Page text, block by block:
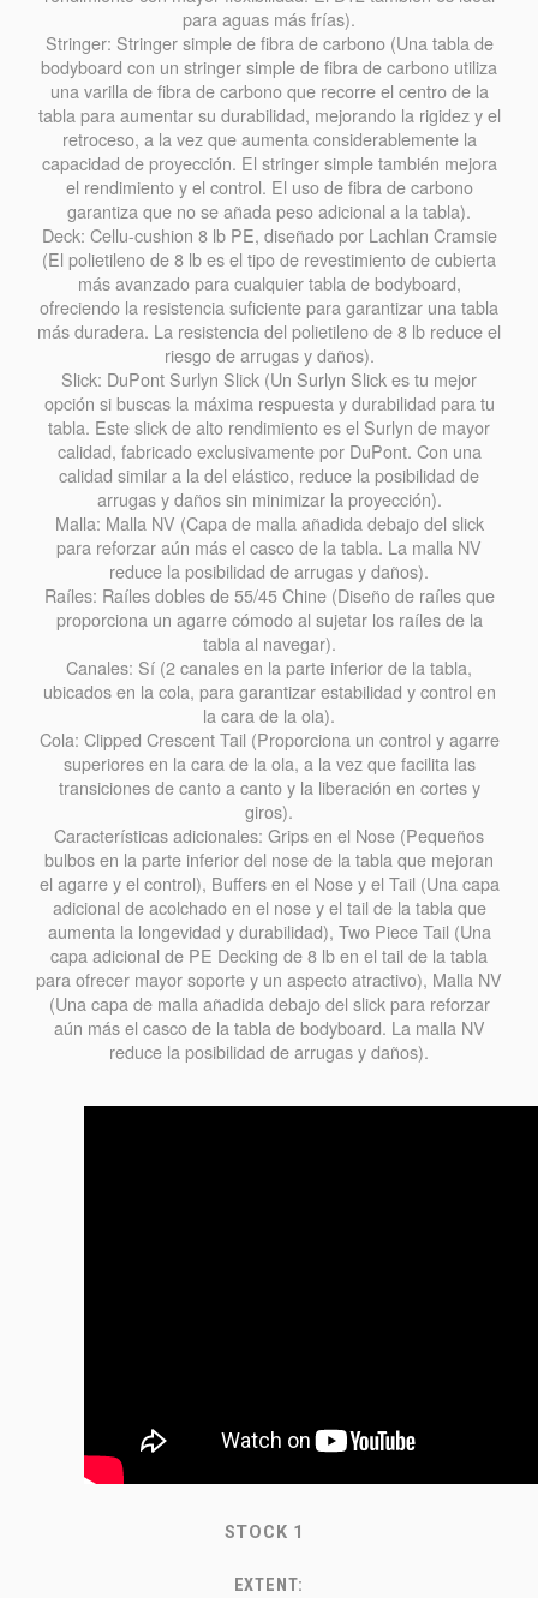
para aguas más frías).
Stringer: Stringer simple de fibra de carbono (Una tabla de
bodyboard con un stringer simple de fibra de carbono utiliza
una varilla de fibra de carbono que recorre el centro de la
tabla para aumentar su durabilidad, mejorando la rigidez y el
retroceso, a la vez que aumenta considerablemente la
capacidad de proyección. El stringer simple también mejora
el rendimiento y el control. El uso de fibra de carbono
garantiza que no se añada peso adicional a la tabla).
Deck: Cellu-cushion 8 lb PE, diseñado por Lachlan Cramsie
(El polietileno de 8 lb es el tipo de revestimiento de cubierta
más avanzado para cualquier tabla de bodyboard,
ofreciendo la resistencia suficiente para garantizar una tabla
más duradera. La resistencia del polietileno de 8 lb reduce el
riesgo de arrugas y daños).
Slick: DuPont Surlyn Slick (Un Surlyn Slick es tu mejor
opción si buscas la máxima respuesta y durabilidad para tu
tabla. Este slick de alto rendimiento es el Surlyn de mayor
calidad, fabricado exclusivamente por DuPont. Con una
calidad similar a la del elástico, reduce la posibilidad de
arrugas y daños sin minimizar la proyección).
Malla: Malla NV (Capa de malla añadida debajo del slick
para reforzar aún más el casco de la tabla. La malla NV
reduce la posibilidad de arrugas y daños).
Raíles: Raíles dobles de 55/45 Chine (Diseño de raíles que
proporciona un agarre cómodo al sujetar los raíles de la
tabla al navegar).
Canales: Sí (2 canales en la parte inferior de la tabla,
ubicados en la cola, para garantizar estabilidad y control en
la cara de la ola).
Cola: Clipped Crescent Tail (Proporciona un control y agarre
superiores en la cara de la ola, a la vez que facilita las
transiciones de canto a canto y la liberación en cortes y
giros).
Características adicionales: Grips en el Nose (Pequeños
bulbos en la parte inferior del nose de la tabla que mejoran
el agarre y el control), Buffers en el Nose y el Tail (Una capa
adicional de acolchado en el nose y el tail de la tabla que
aumenta la longevidad y durabilidad), Two Piece Tail (Una
capa adicional de PE Decking de 8 lb en el tail de la tabla
para ofrecer mayor soporte y un aspecto atractivo), Malla NV
(Una capa de malla añadida debajo del slick para reforzar
aún más el casco de la tabla de bodyboard. La malla NV
reduce la posibilidad de arrugas y daños).
STOCK 1
EXTENT: